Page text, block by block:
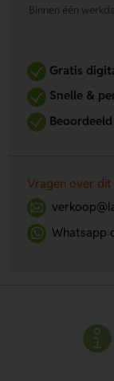
Binnen één
Gratis
Snelle &
Vragen over
Whatsapp